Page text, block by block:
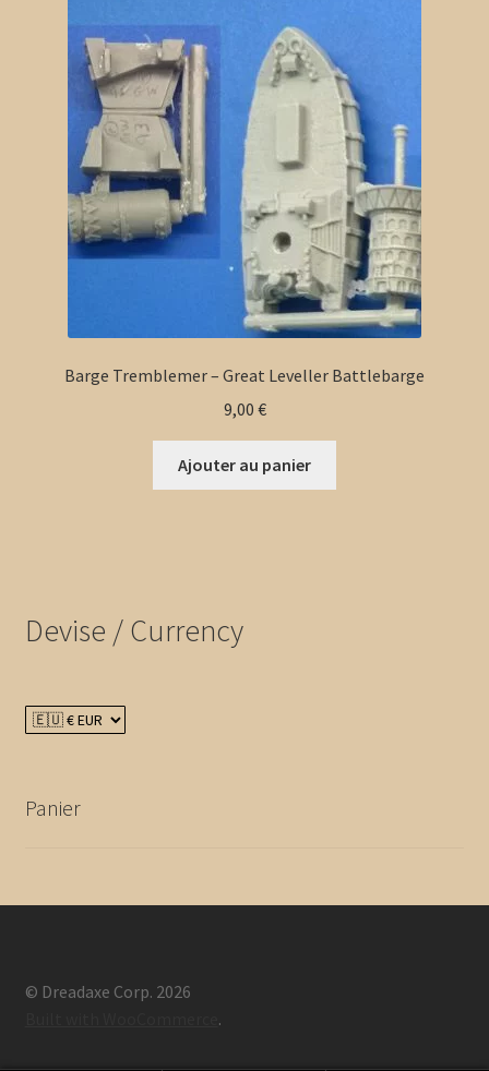
Barge Tremblemer – Great Leveller Battlebarge
9,00 €
Ajouter au panier
Devise / Currency
Panier
© Dreadaxe Corp. 2026
.